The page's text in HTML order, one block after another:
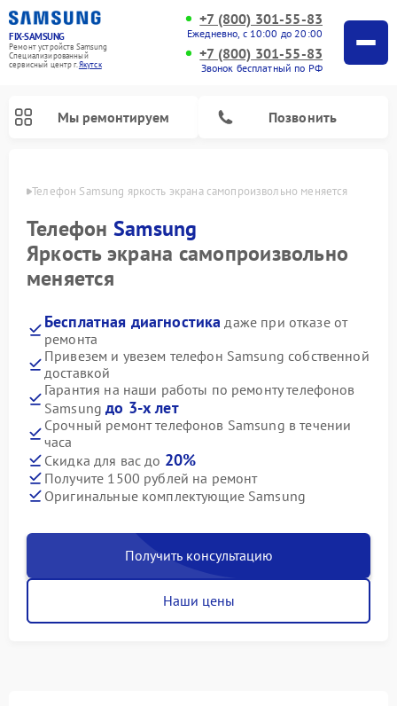
FIX-SAMSUNG
Ремонт устройств Samsung
Специализированный
cервисный центр г.Якутск
+7 (800) 301-55-83
Ежедневно, с 10:00 до 20:00
+7 (800) 301-55-83
Звонок бесплатный по РФ
Мы ремонтируем Позвонить
Телефон Samsung яркость экрана самопроизвольно меняется
Телефон Samsung
Яркость экрана самопроизвольно
меняется
Бесплатная диагностика даже при отказе от
ремонта
Привезем и увезем телефон Samsung собственной
доставкой
Гарантия на наши работы по ремонту телефонов
Samsungдо 3-х лет
Срочный ремонт телефонов Samsung в течении
часа
Скидка для вас до 20%
Получите 1500 рублей на ремонт
Оригинальные комплектующие Samsung
Получить консультацию
Наши цены